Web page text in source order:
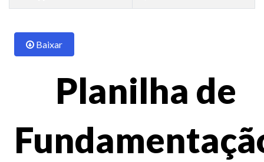
Baixar
Planilha de